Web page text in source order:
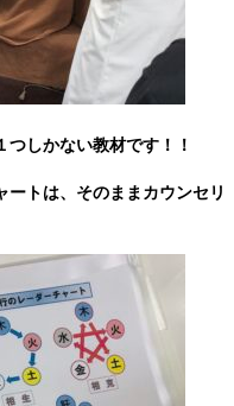
しかない教材です！！
トは、そのままカウンセリ